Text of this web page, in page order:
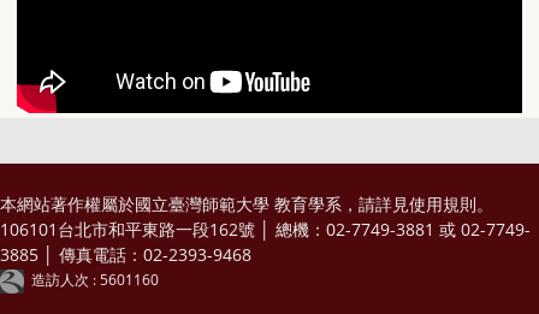
本網站著作權屬於國立臺灣師範大學 教育學系，請詳見使用規則。
106101台北市和平東路一段162號 │ 總機：02-7749-3881 或 02-7749-
3885 │ 傳真電話：02-2393-9468
造訪人次 : 5601160